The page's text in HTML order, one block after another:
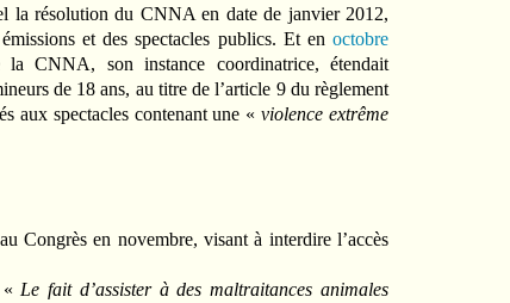
la résolution du CNNA en date de janvier 2012,
et des spectacles publics. Et en octobre
CNNA, son instance coordinatrice, étendait
de 18 ans, au titre de l’article 9 du règlement
aux spectacles contenant une «violence extrême
Congrès en novembre, visant à interdire l’accès
Le fait d’assister à des maltraitances animales